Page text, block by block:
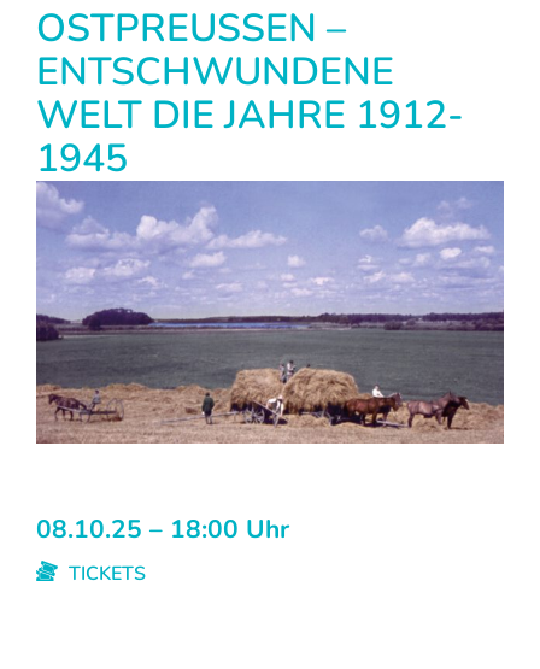
OSTPREUSSEN –
ENTSCHWUNDENE
WELT DIE JAHRE 1912-
1945
08.10.25 – 18:00 Uhr
TICKETS